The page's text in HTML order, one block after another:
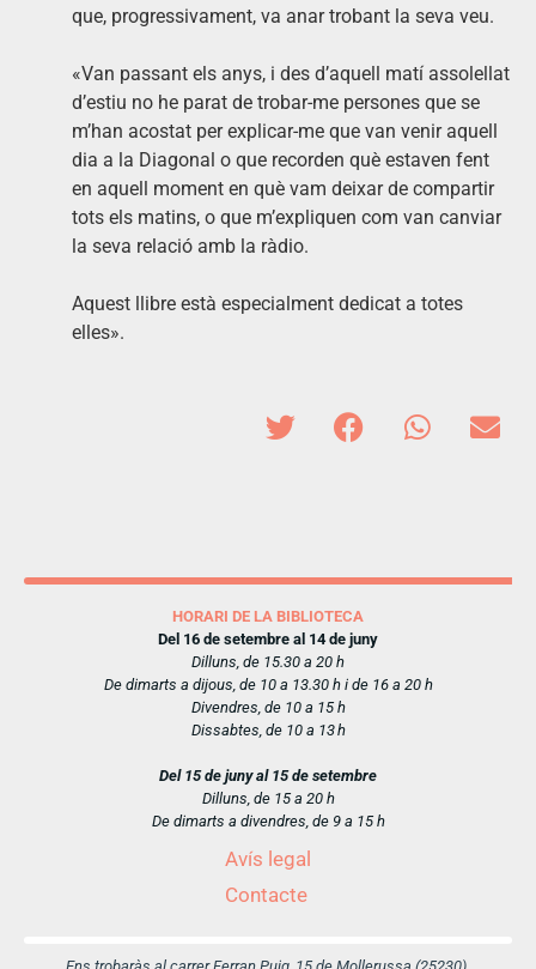
que, progressivament, va anar trobant la seva veu.
«Van passant els anys, i des d’aquell matí assolellat
d’estiu no he parat de trobar-me persones que se
m’han acostat per explicar-me que van venir aquell
dia a la Diagonal o que recorden què estaven fent
en aquell moment en què vam deixar de compartir
tots els matins, o que m’expliquen com van canviar
la seva relació amb la ràdio.
Aquest llibre està especialment dedicat a totes
elles».
HORARI DE LA BIBLIOTECA
Del 16 de setembre al 14 de juny
Dilluns, de 15.30 a 20 h
De dimarts a dijous, de 10 a 13.30 h i de 16 a 20 h
Divendres, de 10 a 15 h
Dissabtes, de 10 a 13 h
Del 15 de juny al 15 de setembre
Dilluns, de 15 a 20 h
De dimarts a divendres, de 9 a 15 h
Avís legal
Contacte